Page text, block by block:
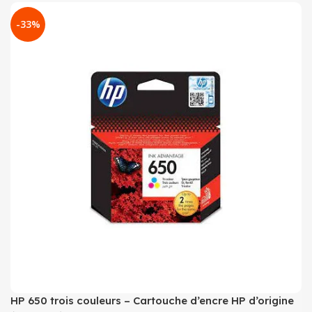
-33%
HP 650 trois couleurs – Cartouche d’encre HP d’origine